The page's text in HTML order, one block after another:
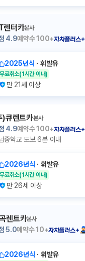
렌터카본사
4.9예약수100+자차플러스+
2025년식 ㆍ휘발유
무료취소(1시간 이내)
만 21세 이상
)큐렌트카본사
4.9예약수100+자차플러스+
중학교 도보 6분 이내
2026년식 ㆍ휘발유
무료취소(1시간 이내)
만 26세 이상
렌트카본사
5.0예약수10+자차플러스+
2026년식 ㆍ휘발유